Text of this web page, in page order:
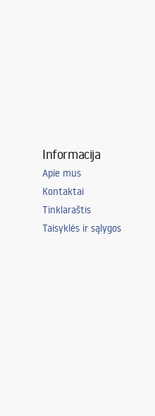
Informacija
Apie mus
Kontaktai
Tinklaraštis
Taisyklės ir sąlygos